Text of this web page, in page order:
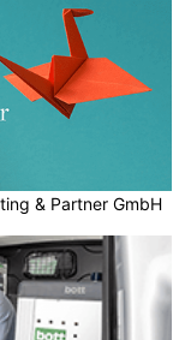
& Partner GmbH